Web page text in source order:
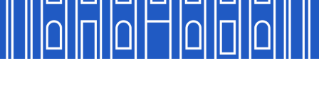
Erakutsi/Ezkutatu
Erakutsi/Ezkutatu